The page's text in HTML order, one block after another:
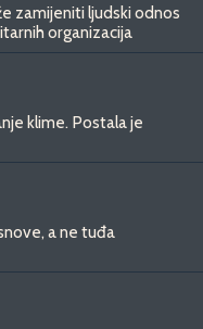
zamijeniti ljudski odnos
organizacija
klime. Postala je
a ne tuđa